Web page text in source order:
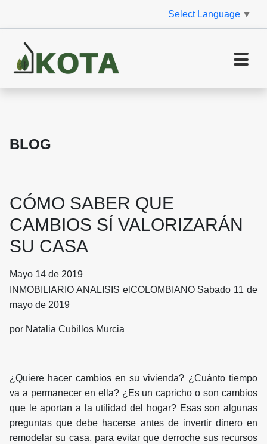
Select Language ▼
BLOG
CÓMO SABER QUE
CAMBIOS SÍ VALORIZARÁN
SU CASA
Mayo 14 de 2019
INMOBILIARIO ANALISIS elCOLOMBIANO Sabado 11 de
mayo de 2019
por Natalia Cubillos Murcia
¿Quiere hacer cambios en su vivienda? ¿Cuánto tiempo
va a permanecer en ella? ¿Es un capricho o son cambios
que le aportan a la utilidad del hogar? Esas son algunas
preguntas que debe hacerse antes de invertir dinero en
remodelar su casa, para evitar que derroche sus recursos